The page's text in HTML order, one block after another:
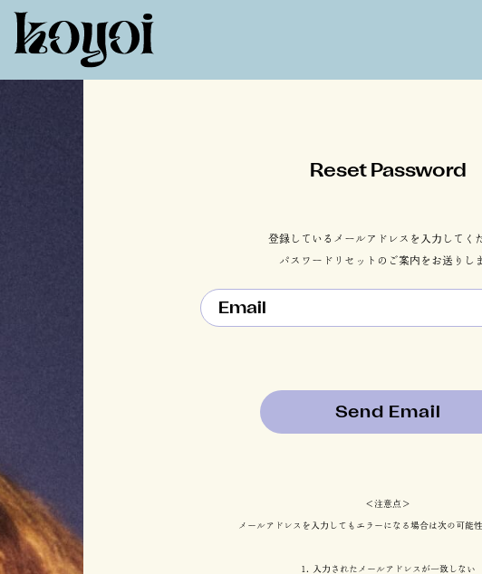
Reset Password
登録しているメールアドレスを入力してく
パスワードリセットのご案内をお送りし
Email
＜注意点＞
メールアドレスを入力してもエラーになる場合は次の可能性
1. 入力されたメールアドレスが一致しない